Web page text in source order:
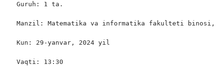
Guruh: 1 ta.
Manzil: Matematika va informatika fakulteti binosi,
Kun: 29-yanvar, 2024 yil
Vaqti: 13:30